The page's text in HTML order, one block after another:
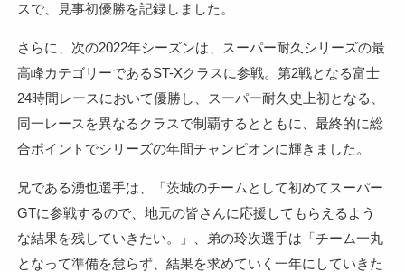
スで、見事初優勝を記録しました。
さらに、次の2022年シーズンは、スーパー耐久シリーズの最
高峰カテゴリーであるST-Xクラスに参戦。第2戦となる富士
24時間レースにおいて優勝し、スーパー耐久史上初となる、
同一レースを異なるクラスで制覇するとともに、最終的に総
合ポイントでシリーズの年間チャンピオンに輝きました。
兄である湧也選手は、「茨城のチームとして初めてスーパー
GTに参戦するので、地元の皆さんに応援してもらえるよう
な結果を残していきたい。」、弟の玲次選手は「チーム一丸
となって準備を怠らず、結果を求めていく一年にしていきた